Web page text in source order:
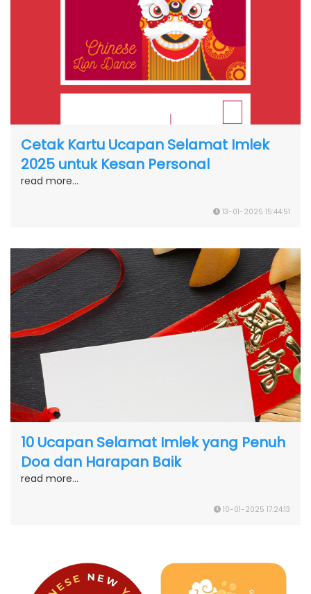
Cetak Kartu Ucapan Selamat Imlek
2025 untuk Kesan Personal
read more...
13-01-2025 15:44:51
10 Ucapan Selamat Imlek yang Penuh
Doa dan Harapan Baik
read more...
10-01-2025 17:24:13